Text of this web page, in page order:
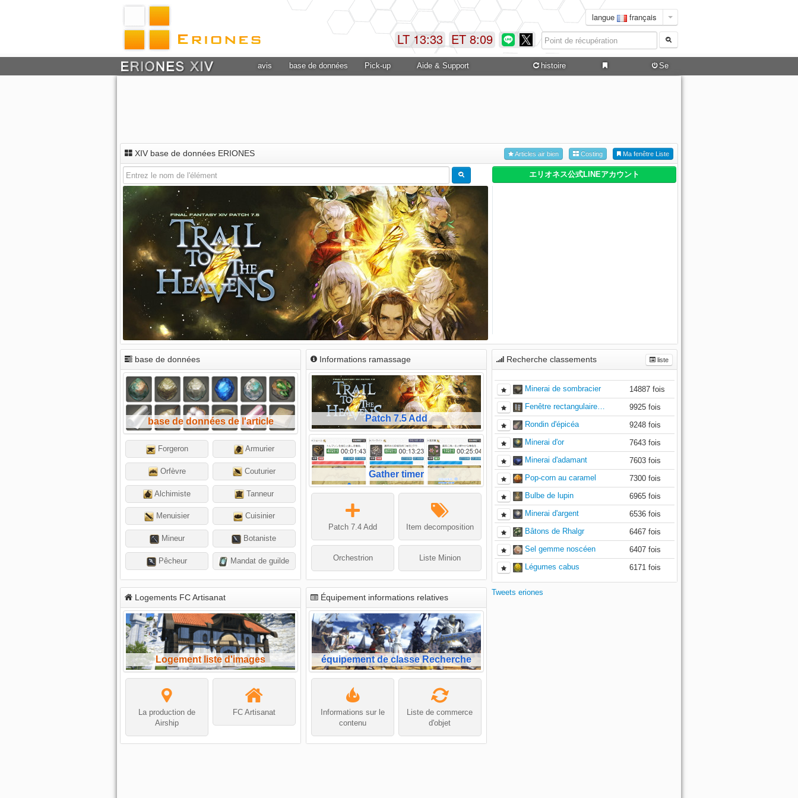
langue français
ET 8:09
LT 13:33
avis base de données Pick-up Aide & Support histoire Se
XIV base de données ERIONES Ma fenêtre Liste
Costing
Articles air bien
エリオネス公式LINEアカウント
base de données
base de données de l'article
Forgeron Armurier
Orfèvre Couturier
Alchimiste Tanneur
Menuisier Cuisinier
Mineur Botaniste
Pêcheur Mandat de guilde
Informations ramassage
Patch 7.5 Add
Gather timer
Patch 7.4 Add Item decomposition
Orchestrion Liste Minion
Recherche classements liste
Minerai de sombracier
14887 fois
Fenêtre rectangulaire…
9925 fois
Rondin d'épicéa
9248 fois
Minerai d'or
7643 fois
Minerai d'adamant
7603 fois
Pop-corn au caramel
7300 fois
Bulbe de lupin
6965 fois
Minerai d'argent
6536 fois
Bâtons de Rhalgr
6467 fois
Sel gemme noscéen
6407 fois
Légumes cabus
6171 fois
Logements FC Artisanat
Logement liste d'images
La production de
Airship
FC Artisanat
Équipement informations relatives
équipement de classe Recherche
Informations sur le
contenu
Liste de commerce
d'objet
Tweets eriones